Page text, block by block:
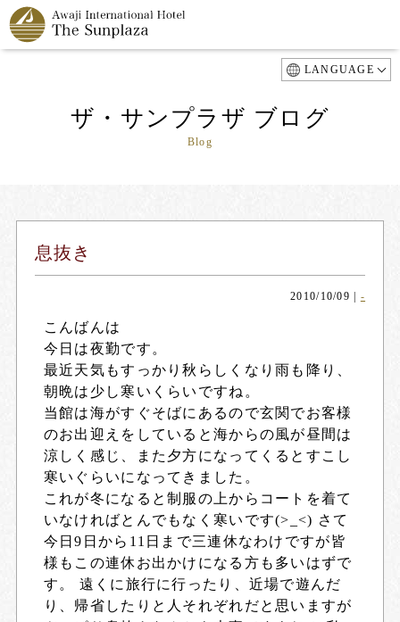
LANGUAGE
ザ・サンプラザ ブログ
Blog
息抜き
2010/10/09 -
こんばんは
今日は夜勤です。
最近天気もすっかり秋らしくなり雨も降り、
朝晩は少し寒いくらいですね。
当館は海がすぐそばにあるので玄関でお客様
のお出迎えをしていると海からの風が昼間は
涼しく感じ、また夕方になってくるとすこし
寒いぐらいになってきました。
これが冬になると制服の上からコートを着て
いなければとんでもなく寒いです(>_<) さて
今日9日から11日まで三連休なわけですが皆
様もこの連休お出かけになる方も多いはずで
す。 遠くに旅行に行ったり、近場で遊んだ
り、帰省したりと人それぞれだと思いますが